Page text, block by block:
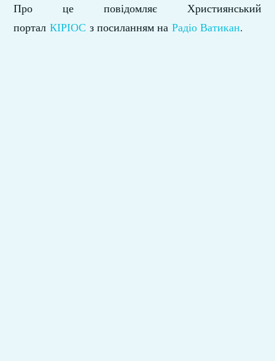
Про це повідомляє Християнський
порталКІРІОС з посиланням наРадіо Ватикан.